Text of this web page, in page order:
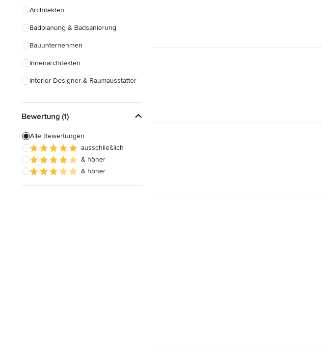
Architekten
Badplanung & Badsanierung
Bauunternehmen
Innenarchitekten
Interior Designer & Raumausstatter
Landschaftsarchitekten
Armaturen & Sanitärbedarf
Beleuchtung
Einbauschränke
Bewertung (1)
Alle Bewertungen
ausschließlich
& höher
& höher